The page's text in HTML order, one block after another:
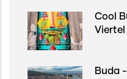
Cool
Buda